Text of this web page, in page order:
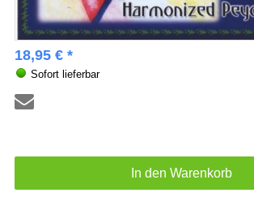
18,95 € *
Sofort lieferbar